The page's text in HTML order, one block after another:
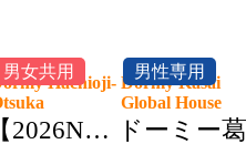
男女共用
Hachioji-
2026NEW】
男性専用
Dormy Kasai
Global House
ドーミー葛